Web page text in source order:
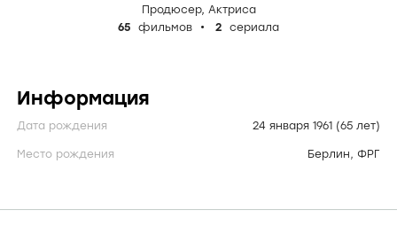
Продюсер, Актриса
65
фильмов 2 сериала
Информация
Дата рождения 24 января 1961 (65 лет)
Место рождения Берлин, ФРГ